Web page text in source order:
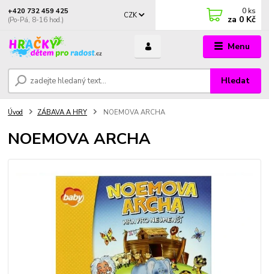
Menu
CZK
Hledat
+420 732 459 425
(Po-Pá, 8-16 hod.)
0 ks
za 0 Kč
Úvod ZÁBAVA A HRY NOEMOVA ARCHA
NOEMOVA ARCHA